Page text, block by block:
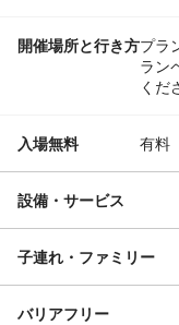
開催場所と行き方プラ
ラン
くだ
入場無料 有料
設備・サービス
子連れ・ファミリー
バリアフリー